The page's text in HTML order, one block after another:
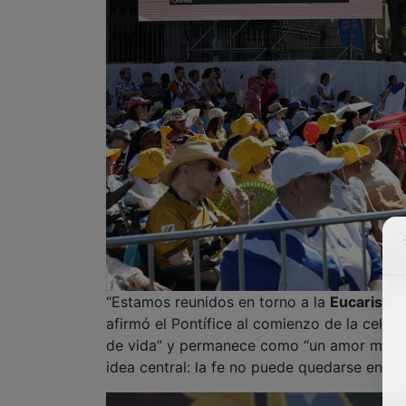
“Estamos reunidos en torno a la Eucaristía
afirmó el Pontífice al comienzo de la
de vida” y permanece como “un amor
idea central: la fe no puede quedarse